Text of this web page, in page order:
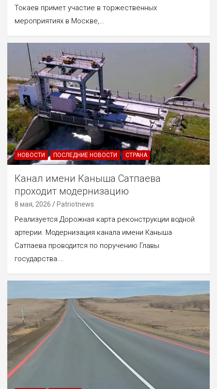
Токаев примет участие в торжественных
мероприятиях в Москве,…
НОВОСТИ ПОСЛЕДНИЕ НОВОСТИ СТРАНА
Канал имени Каныша Сатпаева
проходит модернизацию
8 мая, 2026 Patriotnews
Реализуется Дорожная карта реконструкции водной
артерии. Модернизация канала имени Каныша
Сатпаева проводится по поручению Главы
государства.…